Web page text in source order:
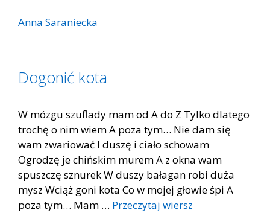
Anna Saraniecka
Dogonić kota
W mózgu szuflady mam od A do Z Tylko dlatego
trochę o nim wiem A poza tym… Nie dam się
wam zwariować I duszę i ciało schowam
Ogrodzę je chińskim murem A z okna wam
spuszczę sznurek W duszy bałagan robi duża
mysz Wciąż goni kota Co w mojej głowie śpi A
poza tym… Mam … Przeczytaj wiersz